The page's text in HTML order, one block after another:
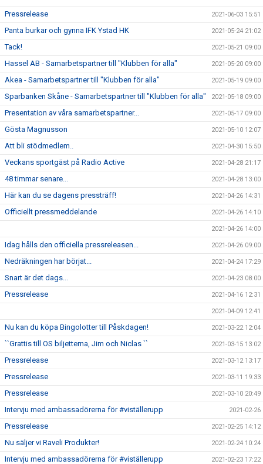
Pressrelease 2021-06-03 15:51
Panta burkar och gynna IFK Ystad HK 2021-05-24 21:02
Tack! 2021-05-21 09:00
Hassel AB - Samarbetspartner till "Klubben för alla" 2021-05-20 09:00
Akea - Samarbetspartner till "Klubben för alla" 2021-05-19 09:00
Sparbanken Skåne - Samarbetspartner till "Klubben för alla" 2021-05-18 09:00
Presentation av våra samarbetspartner... 2021-05-17 09:00
Gösta Magnusson 2021-05-10 12:07
Att bli stödmedlem.. 2021-04-30 15:50
Veckans sportgäst på Radio Active 2021-04-28 21:17
48 timmar senare... 2021-04-28 13:00
Här kan du se dagens pressträff! 2021-04-26 14:31
Officiellt pressmeddelande 2021-04-26 14:10
2021-04-26 14:00
Idag hålls den officiella pressreleasen... 2021-04-26 09:00
Nedräkningen har börjat... 2021-04-24 17:29
Snart är det dags... 2021-04-23 08:00
Pressrelease 2021-04-16 12:31
2021-04-09 12:41
Nu kan du köpa Bingolotter till Påskdagen! 2021-03-22 12:04
``Grattis till OS biljetterna, Jim och Niclas `` 2021-03-15 13:02
Pressrelease 2021-03-12 13:17
Pressrelease 2021-03-11 19:33
Pressrelease 2021-03-10 20:49
Intervju med ambassadörerna för #viställerupp 2021-02-26
Pressrelease 2021-02-25 14:12
Nu säljer vi Raveli Produkter! 2021-02-24 10:24
Intervju med ambassadörerna för #viställerupp 2021-02-23 17:22